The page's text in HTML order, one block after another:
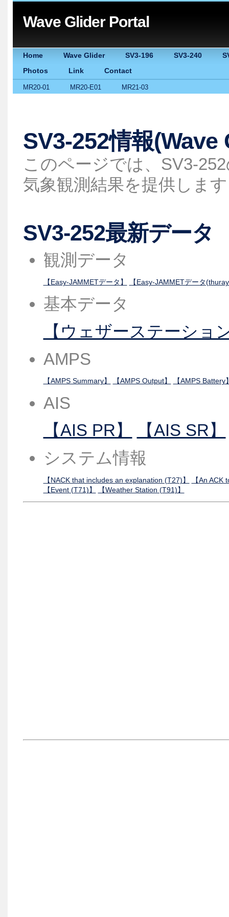
Wave Glider Portal
Home Wave Glider SV3-196 SV3-240
MR20-01 MR20-E01 MR21-03
Photos Link Contact
SV3-252情報(Wave
このページでは、SV3-
気象観測結果を提供しま
SV3-252最新データ
観測データ
【Easy-JAMMETデータ】 【Easy-JAMMETデータ
基本データ
【ウェザーステーショ
AMPS
【AMPS Summary】 【AMPS Output】 【AMPS Battery
AIS
【AIS PR】
【AIS SR】
システム情報
【NACK that includes an explanation (T27)】
【An
【Event (T71)】
【Weather Station (T91)】